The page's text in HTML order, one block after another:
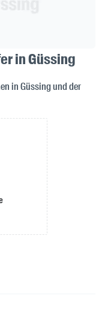
in Güssing
in Güssing und der